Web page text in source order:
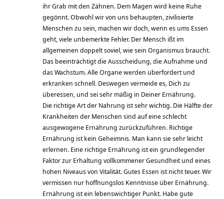
ihr Grab mit den Zähnen. Dem Magen wird keine Ruhe
gegönnt. Obwohl wir von uns behaupten, zivilisierte
Menschen zu sein, machen wir doch, wenn es ums Essen
geht, viele unbemerkte Fehler. Der Mensch ißt im
allgemeinen doppelt soviel, wie sein Organismus braucht.
Das beeinträchtigt die Ausscheidung, die Aufnahme und
das Wachstum. Alle Organe werden überfordert und
erkranken schnell. Deswegen vermeide es, Dich zu
überessen, und sei sehr mäßig in Deiner Ernährung.
Die richtige Art der Nahrung ist sehr wichtig. Die Hälfte der
Krankheiten der Menschen sind auf eine schlecht
ausgewogene Ernährung zurückzuführen. Richtige
Ernährung ist kein Geheimnis. Man kann sie sehr leicht
erlernen. Eine richtige Ernährung ist ein grundlegender
Faktor zur Erhaltung vollkommener Gesundheit und eines
hohen Niveaus von Vitalität. Gutes Essen ist nicht teuer. Wir
vermissen nur hoffnungslos Kenntnisse über Ernährung.
Ernährung ist ein lebenswichtiger Punkt. Habe gute